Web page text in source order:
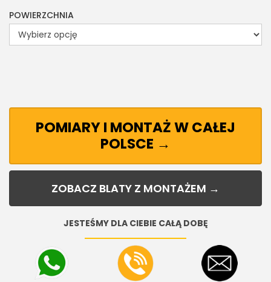
POWIERZCHNIA
POMIARY I MONTAŻ W CAŁEJ
POLSCE →
ZOBACZ BLATY Z MONTAŻEM →
JESTEŚMY DLA CIEBIE CAŁĄ DOBĘ